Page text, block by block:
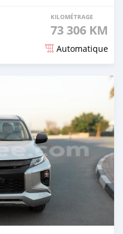
KILOMÉTRAGE
73 306 KM
Automatique